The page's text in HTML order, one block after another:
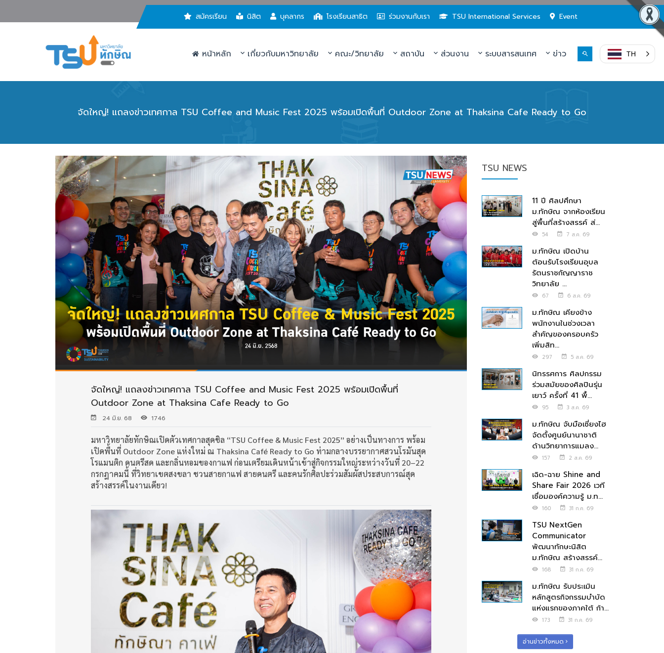
สมัครเรียน นิสิต บุคลากร โรงเรียนสาธิต ร่วมงานกับเรา TSU International Services Event
หน้าหลัก เกี่ยวกับมหาวิทยาลัย คณะ/วิทยาลัย สถาบัน ส่วนงาน ระบบสารสนเทศ ข่าว TH
จัดใหญ่! แถลงข่าวเทศกาล TSU Coffee and Music Fest 2025 พร้อมเปิดพื้นที่ Outdoor Zone at Thaksina Cafe Ready to Go
จัดใหญ่! แถลงข่าวเทศกาล TSU Coffee and Music Fest 2025 พร้อมเปิดพื้นที่
Outdoor Zone at Thaksina Cafe Ready to Go
24 มิ.ย. 68 1746
มหาวิทยาลัยทักษิณเปิดตัวเทศกาลสุดชิล “TSU Coffee & Music Fest 2025” อย่างเป็นทางการ พร้อม
เปิดพื้นที่ Outdoor Zone แห่งใหม่ ณ Thaksina Café Ready to Go ท่ามกลางบรรยากาศสวนโรมันสุด
โรแมนติก ดนตรีสด และกลิ่นหอมของกาแฟ ก่อนเตรียมเดินหน้าเข้าสู่กิจกรรมใหญ่ระหว่างวันที่ 20–22
กรกฎาคมนี้ ที่วิทยาเขตสงขลา ชวนสายกาแฟ สายดนตรี และคนรักศิลปะร่วมสัมผัสประสบการณ์สุด
สร้างสรรค์ในงานเดียว!
TSU NEWS
11 ปี ศิลปศึกษา
ม.ทักษิณ จากห้องเรียน
สู่พื้นที่สร้างสรรค์ ส่...
54 7 ส.ค. 69
ม.ทักษิณ เปิดบ้าน
ต้อนรับโรงเรียนอุบล
รัตนราชกัญญาราช
วิทยาลัย ...
67 6 ส.ค. 69
ม.ทักษิณ เคียงข้าง
พนักงานในช่วงเวลา
สำคัญของครอบครัว
เพิ่มสิท...
297 5 ส.ค. 69
นิทรรศการ ศิลปกรรม
ร่วมสมัยของศิลปินรุ่น
เยาว์ ครั้งที่ 41 พื้...
95 3 ส.ค. 69
ม.ทักษิณ จับมือเซี่ยงไฮ
จัดตั้งศูนย์นานาชาติ
ด้านวิทยาการแมลง...
157 2 ส.ค. 69
เฉิด-ฉาย Shine and
Share Fair 2026 เวที
เชื่อมองค์ความรู้ ม.ท...
160 31 ก.ค. 69
TSU NextGen
Communicator
พัฒนาทักษะนิสิต
ม.ทักษิณ สร้างสรรค์...
168 31 ก.ค. 69
ม.ทักษิณ รับประเมิน
หลักสูตรกิจกรรมบำบัด
แห่งแรกของภาคใต้ ก้า...
173 31 ก.ค. 69
อ่านข่าวทั้งหมด